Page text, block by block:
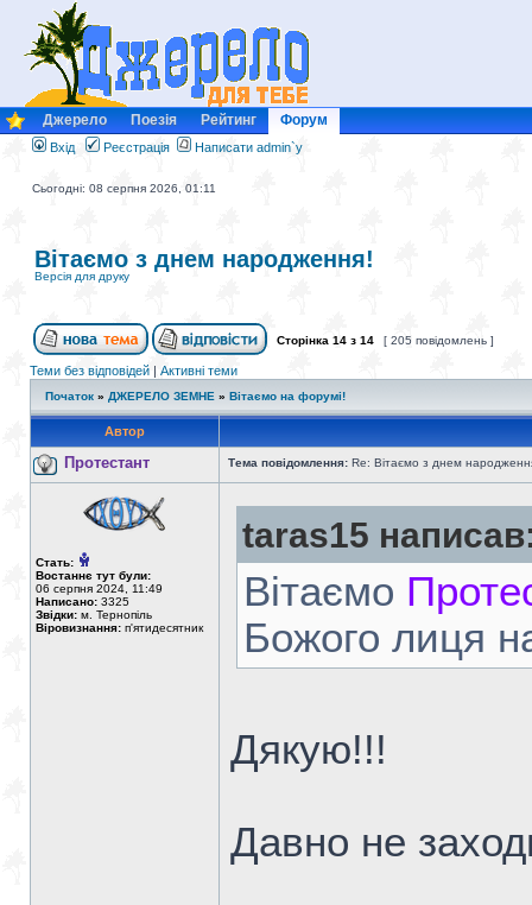
Джерело Поезія Рейтинг Форум
Вхід Реєстрація Написати admin`у
Сьогодні: 08 серпня 2026, 01:11
Вітаємо з днем народження!
Версія для друку
Сторінка 14 з 14 [ 205 повідомлень ]
Теми без відповідей | Активні теми
Початок » ДЖЕРЕЛО ЗЕМНЕ » Вітаємо на форумі!
Автор
Протестант Тема повідомлення: Re: Вітаємо з днем
Стать:
Востаннє тут були:
06 серпня 2024, 11:49
Написано: 3325
Звідки: м. Тернопіль
Віровизнання: п'ятидесятник
taras15
Вітаємо
Божого лиця
Дякую!!!
Давно не